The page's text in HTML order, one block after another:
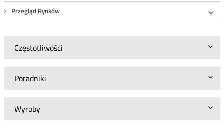
Przegląd Rynków
Częstotliwości
Poradniki
Wyroby